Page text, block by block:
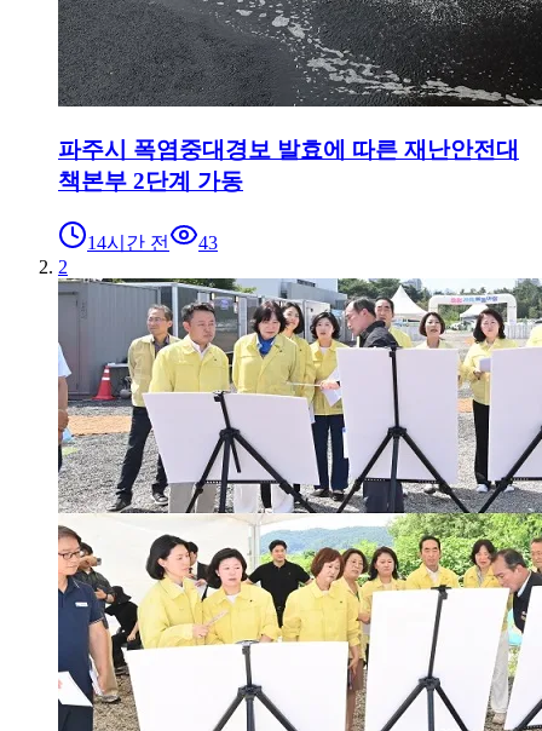
파주시 폭염중대경보 발효에 따른 재난안전대
책본부 2단계 가동
14시간 전
43
2